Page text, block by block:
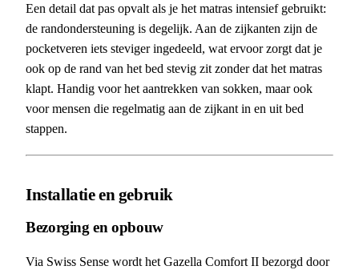
Een detail dat pas opvalt als je het matras intensief gebruikt:
de randondersteuning is degelijk. Aan de zijkanten zijn de
pocketveren iets steviger ingedeeld, wat ervoor zorgt dat je
ook op de rand van het bed stevig zit zonder dat het matras
klapt. Handig voor het aantrekken van sokken, maar ook
voor mensen die regelmatig aan de zijkant in en uit bed
stappen.
Installatie en gebruik
Bezorging en opbouw
Via Swiss Sense wordt het Gazella Comfort II bezorgd door